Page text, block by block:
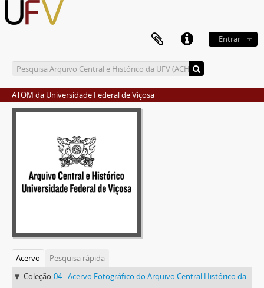
Entrar
ATOM da Universidade Federal de Viçosa
Acervo
Pesquisa rápida
Coleção 04 - Acervo Fotográfico do Arquivo Central Histórico da UFV